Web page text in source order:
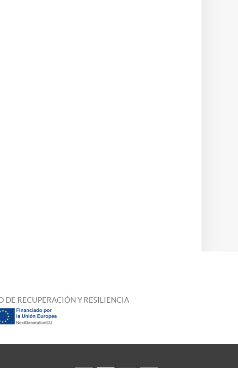
RECUPERACIÓN Y RESILIENCIA